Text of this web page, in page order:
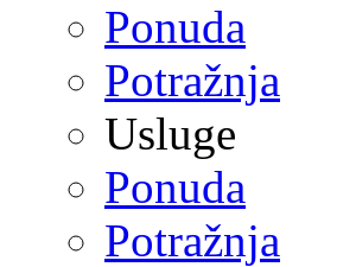
Ponuda
Potražnja
Usluge
Ponuda
Potražnja